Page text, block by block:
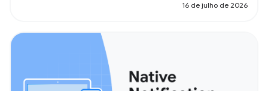
16 de julho de 2026